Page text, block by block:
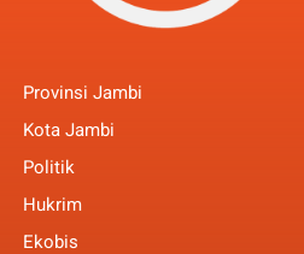
Provinsi Jambi
Kota Jambi
Politik
Hukrim
Ekobis